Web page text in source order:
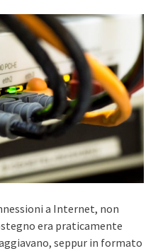
a Internet, non
era praticamente
seppur in formato